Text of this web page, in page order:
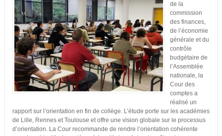
de la
commission
des finances,
de l’économie
générale et du
contrôle
budgétaire de
l’Assemblée
nationale, la
Cour des
comptes a
réalisé un
rapport sur l’orientation en fin de collège. L’étude porte sur les académies
de Lille, Rennes et Toulouse et offre une vision globale sur le processus
d’orientation. La Cour recommande de rendre l’orientation cohérente